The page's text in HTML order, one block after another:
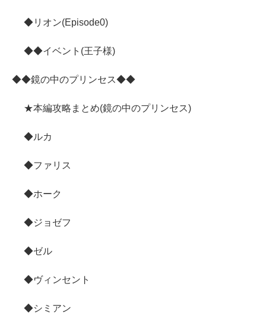
◆リオン(Episode0)
◆◆イベント(王子様)
◆◆鏡の中のプリンセス◆◆
★本編攻略まとめ(鏡の中のプリンセス)
◆ルカ
◆ファリス
◆ホーク
◆ジョゼフ
◆ゼル
◆ヴィンセント
◆シミアン